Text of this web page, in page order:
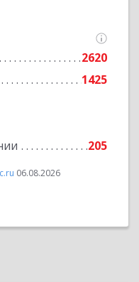
2620
1425
205
06.08.2026